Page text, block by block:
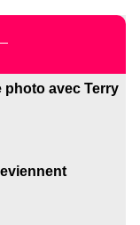
photo avec Terry